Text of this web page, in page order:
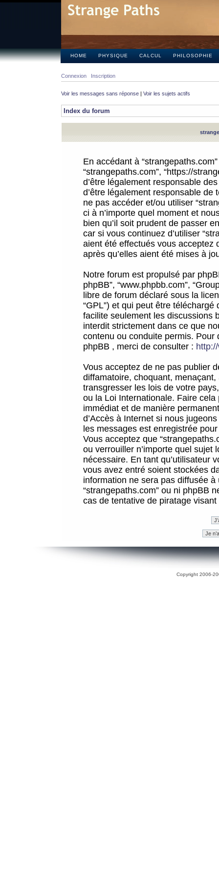
HOME PHYSIQUE CALCUL PHILOSOPHIE
Connexion Inscription
Voir les messages sans réponse | Voir les sujets actifs
Index du forum
En accédant à
“strangepaths.com”, “https://
d’être légalement responsable
d’être légalement responsable
ne pas accéder et/ou utiliser
ci à n’importe quel moment et
bien qu’il soit prudent de passer
car si vous continuez d’utiliser
aient été effectués vous acceptez
après qu’elles aient été mises à
Notre forum est propulsé par
phpBB”, “www.phpbb.com”,
libre de forum déclaré sous la
“GPL”) et qui peut être téléchargé
facilite seulement les discussions
interdit strictement dans ce que
contenu ou conduite permis.
phpBB , merci de consulter :
Vous acceptez de ne pas publier
diffamatoire, choquant,
transgresser les lois de votre
ou la Loi Internationale. Faire
immédiat et de manière
d’Accès à Internet si nous
les messages est enregistrée
Vous acceptez que
ou verrouiller n’importe quel sujet
nécessaire. En tant qu’utilisateur
vous avez entré soient stockées
information ne sera pas diffusée
“strangepaths.com” ou ni phpBB
cas de tentative de piratage
Copyright 2006-